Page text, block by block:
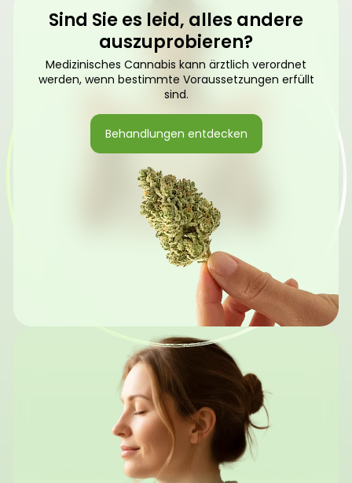
Sind Sie es leid, alles andere
auszuprobieren?
Medizinisches Cannabis kann ärztlich verordnet
werden, wenn bestimmte Voraussetzungen erfüllt
sind.
Behandlungen entdecken